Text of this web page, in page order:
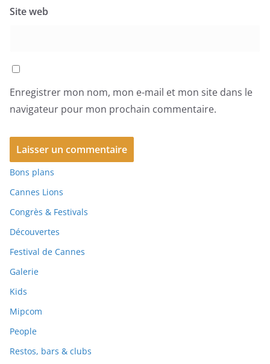
Site web
Enregistrer mon nom, mon e-mail et mon site dans le
navigateur pour mon prochain commentaire.
Bons plans
Cannes Lions
Congrès & Festivals
Découvertes
Festival de Cannes
Galerie
Kids
Mipcom
People
Restos, bars & clubs